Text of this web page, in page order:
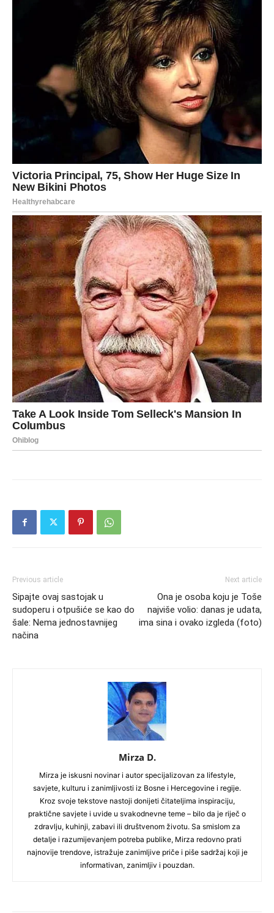
Previous article
Sipajte ovaj sastojak u
sudoperu i otpušiće se kao do
šale: Nema jednostavnijeg
načina
Next article
Ona je osoba koju je Toše
najviše volio: danas je udata,
ima sina i ovako izgleda (foto)
Mirza D.
Mirza je iskusni novinar i autor specijalizovan za lifestyle,
savjete, kulturu i zanimljivosti iz Bosne i Hercegovine i regije.
Kroz svoje tekstove nastoji donijeti čitateljima inspiraciju,
praktične savjete i uvide u svakodnevne teme – bilo da je riječ o
zdravlju, kuhinji, zabavi ili društvenom životu. Sa smislom za
detalje i razumijevanjem potreba publike, Mirza redovno prati
najnovije trendove, istražuje zanimljive priče i piše sadržaj koji je
informativan, zanimljiv i pouzdan.